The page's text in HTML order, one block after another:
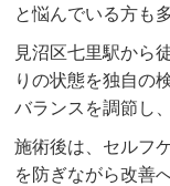
と悩んでいる方も
見沼区七里駅から
りの状態を独自の
バランスを調節し
施術後は、セルフ
を防ぎながら改善